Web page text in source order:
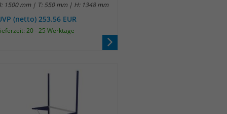
1500 mm | T: 550 mm | H: 1348 mm
(netto) 253.56 EUR
20 - 25 Werktage